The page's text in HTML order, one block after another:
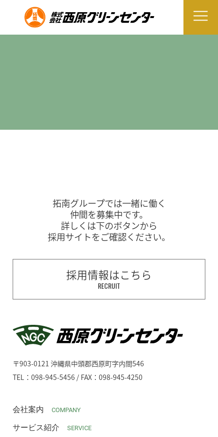
拓南グループでは一緒に働く
仲間を募集中です。
詳しくは下のボタンから
採用サイトをご確認ください。
採用情報はこちら
RECRUIT
〒903-0121 沖縄県中頭郡西原町字内間546
TEL：098-945-5456 / FAX：098-945-4250
会社案内 COMPANY
サービス紹介 SERVICE